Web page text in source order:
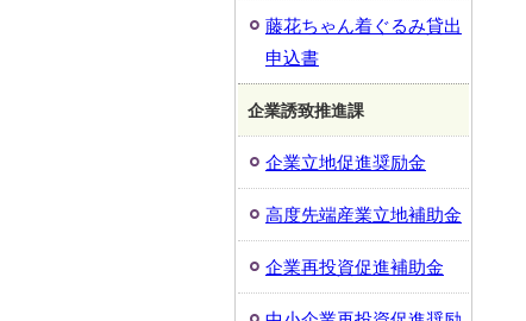
藤花ちゃん着ぐるみ貸出
申込書
企業誘致推進課
企業立地促進奨励金
高度先端産業立地補助金
企業再投資促進補助金